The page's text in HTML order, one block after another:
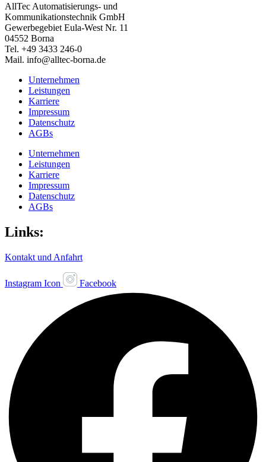
AllTec Automatisierungs- und
Kommunikationstechnik GmbH
Gewerbegebiet Eula-West Nr. 11
04552 Borna
Tel. +49 3433 246-0
Mail. info@alltec-borna.de
Unternehmen
Leistungen
Karriere
Impressum
Datenschutz
AGBs
Unternehmen
Leistungen
Karriere
Impressum
Datenschutz
AGBs
Links:
Kontakt und Anfahrt
Instagram Icon Facebook